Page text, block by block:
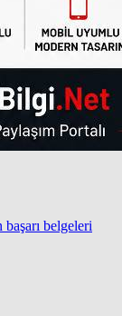
belgeleri